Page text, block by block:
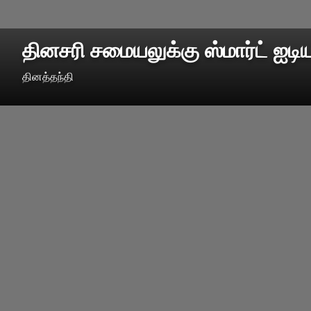
தினசரி சமையலுக்கு ஸ்மார்ட்
தினத்தந்தி